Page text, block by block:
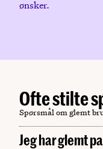
ønsker.
Ofte stilte
Spørsmål om glemt
Jeg har glemt